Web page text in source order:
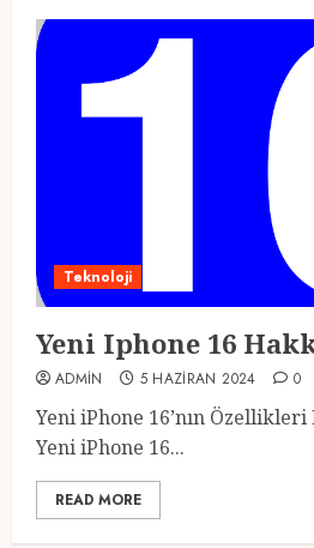
Teknoloji
Yeni Iphone 16
ADMIN 5 HAZIRAN 2024 0
Yeni iPhone 16’nın
Yeni iPhone 16...
READ MORE